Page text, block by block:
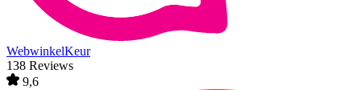
WebwinkelKeur
138 Reviews
9,6